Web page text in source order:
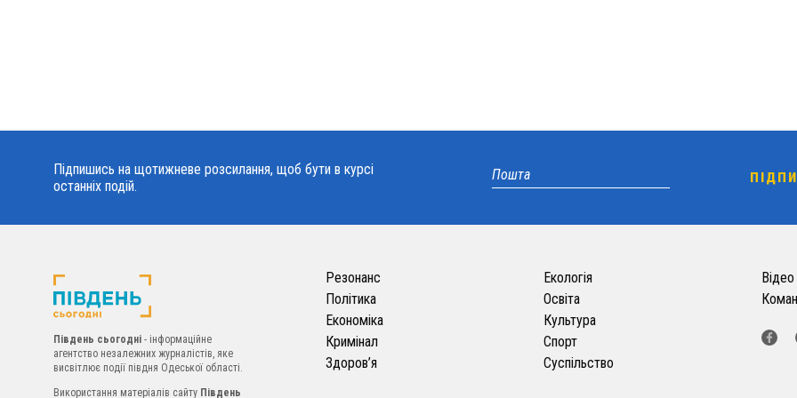
Підпишись на щотижневе розсилання, щоб бути в курсі
останніх подій.
Південь сьогодні - інформаційне
агентство незалежних журналістів, яке
висвітлює події півдня Одеської області.
Використання матеріалів сайту Південь
Резонанс
Політика
Економіка
Кримінал
Здоров’я
Екологія
Освіта
Культура
Спорт
Суспільство
Відео